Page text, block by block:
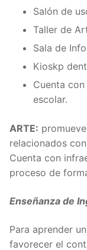
Salón de
Taller de
Sala de
Kioskp
Cuenta
escolar.
ARTE:
relacionados
Cuenta con
proceso de
Enseñanza de
Para aprender
favorecer el